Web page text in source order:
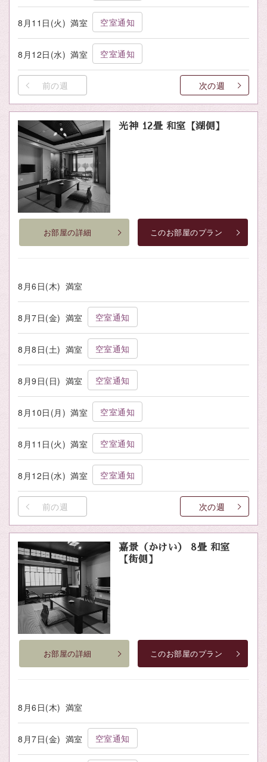
8月11日(火) 満室 空室通知
8月12日(水) 満室 空室通知
前の週 次の週
光神 12畳 和室【湖側】
お部屋の詳細 このお部屋のプラン
8月6日(木) 満室
8月7日(金) 満室 空室通知
8月8日(土) 満室 空室通知
8月9日(日) 満室 空室通知
8月10日(月) 満室 空室通知
8月11日(火) 満室 空室通知
8月12日(水) 満室 空室通知
前の週 次の週
嘉景（かけい） 8畳 和室
【街側】
お部屋の詳細 このお部屋のプラン
8月6日(木) 満室
8月7日(金) 満室 空室通知